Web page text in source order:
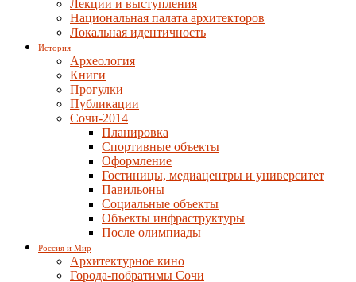
Лекции и выступления
Национальная палата архитекторов
Локальная идентичность
История
Археология
Книги
Прогулки
Публикации
Сочи-2014
Планировка
Спортивные объекты
Оформление
Гостиницы, медиацентры и университет
Павильоны
Социальные объекты
Объекты инфраструктуры
После олимпиады
Россия и Мир
Архитектурное кино
Города-побратимы Сочи